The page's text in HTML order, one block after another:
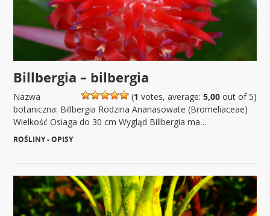
Billbergia – bilbergia
(1 votes, average: 5,00out of 5)
Nazwa
botaniczna: Billbergia Rodzina Ananasowate (Bromeliaceae)
Wielkość Osiaga do 30 cm Wygląd Billbergia ma…
ROŚLINY - OPISY